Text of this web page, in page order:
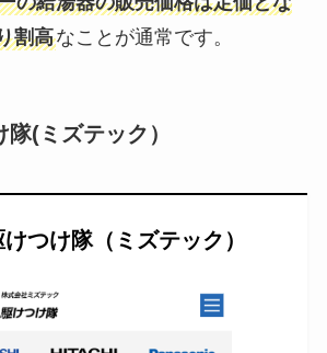
割高なことが通常です。
(ミズテック）
つけ隊（ミズテック）